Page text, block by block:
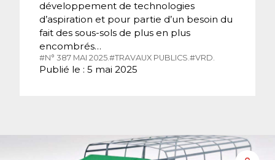
développement de technologies
d’aspiration et pour partie d’un besoin du
fait des sous-sols de plus en plus
encombrés…
#N° 387 MAI 2025. #TRAVAUX PUBLICS. #VRD.
Publié le : 5 mai 2025